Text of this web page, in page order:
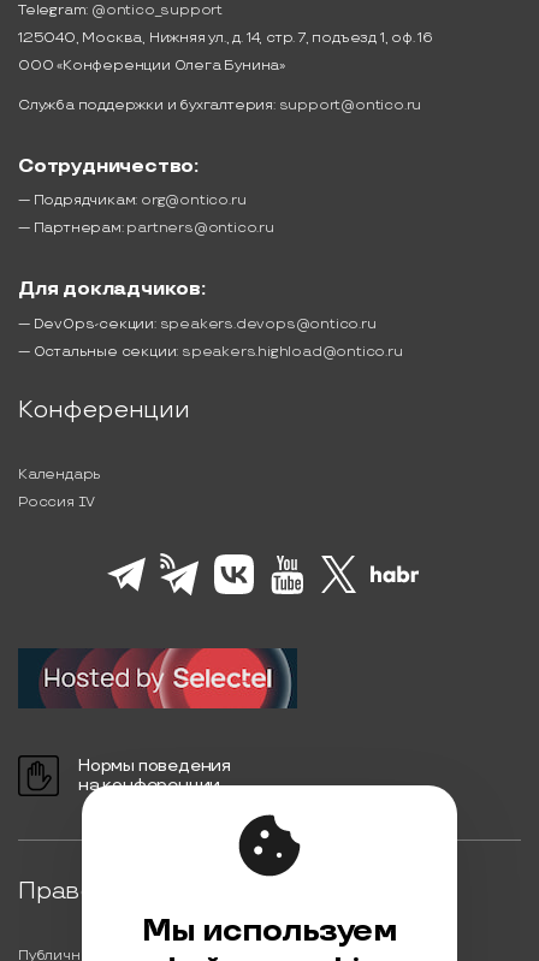
Telegram: @ontico_support
125040, Москва, Нижняя ул., д. 14, стр. 7, подъезд 1, оф. 16
ООО «Конференции Олега Бунина»
Служба поддержки и бухгалтерия: support@ontico.ru
Сотрудничество:
— Подрядчикам: org@ontico.ru
— Партнерам: partners@ontico.ru
Для докладчиков:
— DevOps-секции: speakers.devops@ontico.ru
— Остальные секции: speakers.highload@ontico.ru
Конференции
Календарь
Россия IV
Нормы поведения
на конференции
Правовая информация
Публичная оферта
Мы используем